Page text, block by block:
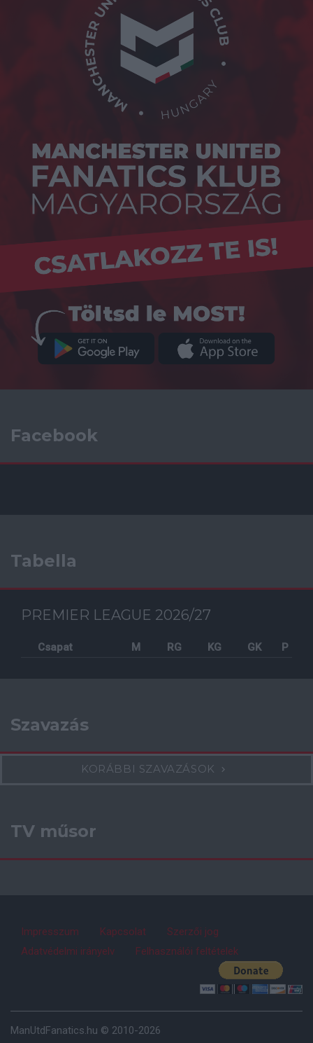
Facebook
Tabella
PREMIER LEAGUE 2026/27
Csapat M RG KG GK P
Szavazás
KORÁBBI SZAVAZÁSOK
TV műsor
Impresszum Kapcsolat
Szerzői jog
Adatvédelmi irányelv
Felhasználói feltételek
ManUtdFanatics.hu © 2010-2026